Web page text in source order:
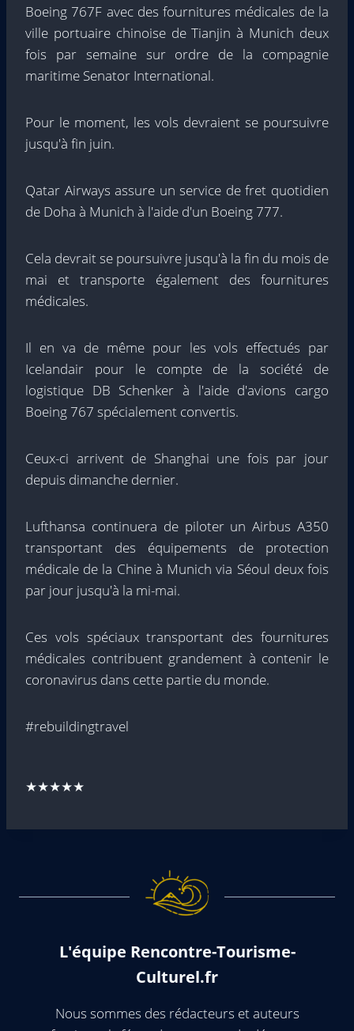
Boeing 767F avec des fournitures médicales de la
ville portuaire chinoise de Tianjin à Munich deux
fois par semaine sur ordre de la compagnie
maritime Senator International.
Pour le moment, les vols devraient se poursuivre
jusqu'à fin juin.
Qatar Airways assure un service de fret quotidien
de Doha à Munich à l'aide d'un Boeing 777.
Cela devrait se poursuivre jusqu'à la fin du mois de
mai et transporte également des fournitures
médicales.
Il en va de même pour les vols effectués par
Icelandair pour le compte de la société de
logistique DB Schenker à l'aide d'avions cargo
Boeing 767 spécialement convertis.
Ceux-ci arrivent de Shanghai une fois par jour
depuis dimanche dernier.
Lufthansa continuera de piloter un Airbus A350
transportant des équipements de protection
médicale de la Chine à Munich via Séoul deux fois
par jour jusqu'à la mi-mai.
Ces vols spéciaux transportant des fournitures
médicales contribuent grandement à contenir le
coronavirus dans cette partie du monde.
#rebuildingtravel
★★★★★
L'équipe Rencontre-Tourisme-
Culturel.fr
Nous sommes des rédacteurs et auteurs